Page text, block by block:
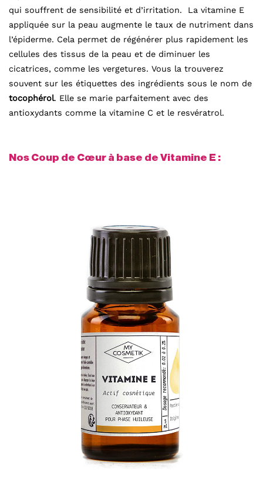
qui souffrent de sensibilité et d’irritation. La vitamine E
appliquée sur la peau augmente le taux de nutriment dans
l’épiderme. Cela permet de régénérer plus rapidement les
cellules des tissus de la peau et de diminuer les
cicatrices, comme les vergetures. Vous la trouverez
souvent sur les étiquettes des ingrédients sous le nom de
tocophérol. Elle se marie parfaitement avec des
antioxydants comme la vitamine C et le resvératrol.
Nos Coup de Cœur à base de Vitamine E :